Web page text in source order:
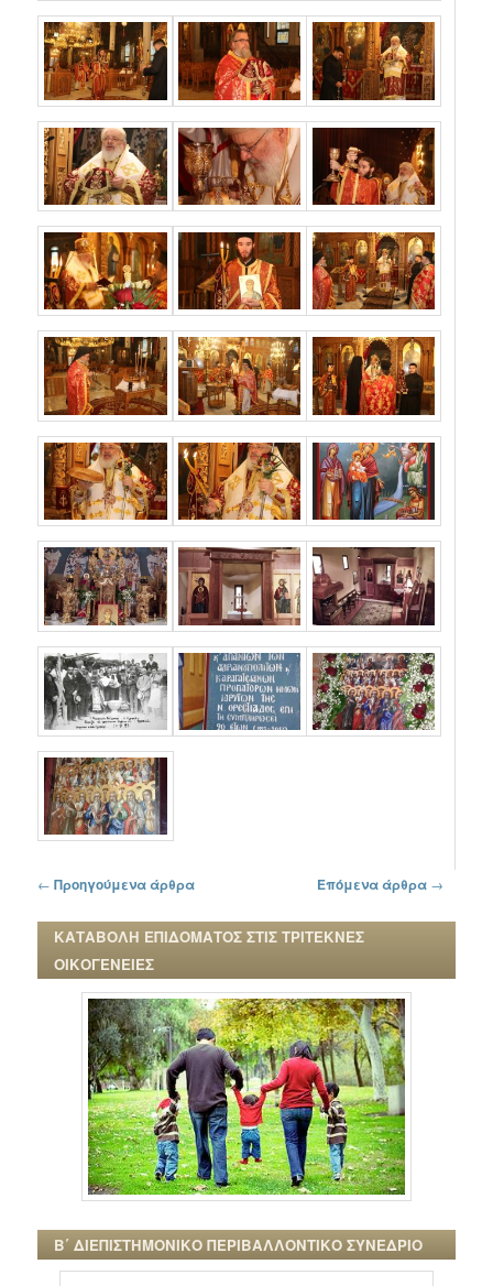
Πλοήγηση στα άρθρα
← Προηγούμενα άρθρα Επόμενα άρθρα →
ΚΑΤΑΒΟΛΗ ΕΠΙΔΟΜΑΤΟΣ ΣΤΙΣ ΤΡΙΤΕΚΝΕΣ
ΟΙΚΟΓΕΝΕΙΕΣ
Β΄ ΔΙΕΠΙΣΤΗΜΟΝΙΚΟ ΠΕΡΙΒΑΛΛΟΝΤΙΚΟ ΣΥΝΕΔΡΙΟ